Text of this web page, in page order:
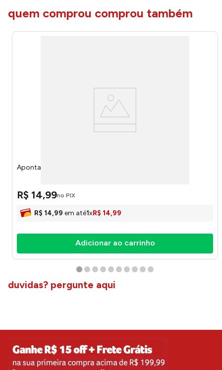
quem comprou comprou também
Apontador Be Berry 390658 - Tilibra
R$ 14,99no PIX
R$ 14,99 em até1xR$ 14,99
Adicionar ao carrinho
duvidas? pergunte aqui